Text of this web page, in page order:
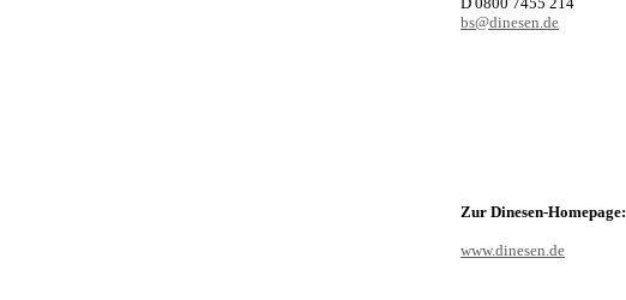
bs@dinesen.de
Zur Dinesen-Homepage:
www.dinesen.de